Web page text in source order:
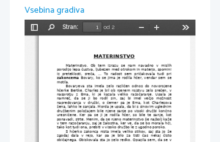
Vsebina gradiva
Preklopi
Stran:
od 2
Pomanjšaj
MATERINSTVO
Materinstvo. Ob tem izrazu se nam navadno v mislih
porodijo lepa čustva, ljubezen med otrokom in materjo, spomini
iz preteklosti, sreča, ... To radost sem pričakovala tudi pri
zakoncema Bovary, ko se jima je rodila hčer, vendar sem se
motila.
Bovaryeva sta imela zelo različen odnos do novorojene
hčerke Bertke. Charles je bil ob njenem rojstvu zelo srečen, v
nasprotju z Ema, ki je  kazala veliko razočaranje. Upala je
namreč,   da   se   ji   bo   rodil   sin,   saj   bi   imel   večjo   možnost
napredovanja v družbi, o čemer pa je Ema, kot Charlesova
žena, lahko le sanjala. Morda je upala, da bi s sinovim uglednim
družbenim položajem bile njene sanje po visoki družbi končno
uresničene. Ker pa se ji je rodila hčer, so bile te sanje, kot
ponavadi, strte. Menim, da se njeno materinstvo še najbolj kaže
v tem razočaranju, saj je žalostna, ker ve, da se bo morala hči,
tako kot tudi ona, prebiti v visoko družbo le z ugodno poroko.
S hčerko zakonca nista imela veliko stikov, saj sta jo že
zgodaj dala v rejo, kar pa je bilo za tisti čas nekaj čisto
običajnega. Obiskovala sta jo zelo redko. Opazila sem, da se v